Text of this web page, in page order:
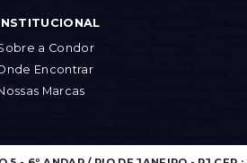
a Condor
Encontrar
Marcas